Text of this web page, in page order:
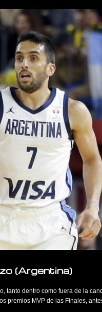
(Argentina)
tanto dentro como fuera de la
premios MVP de las Finales,